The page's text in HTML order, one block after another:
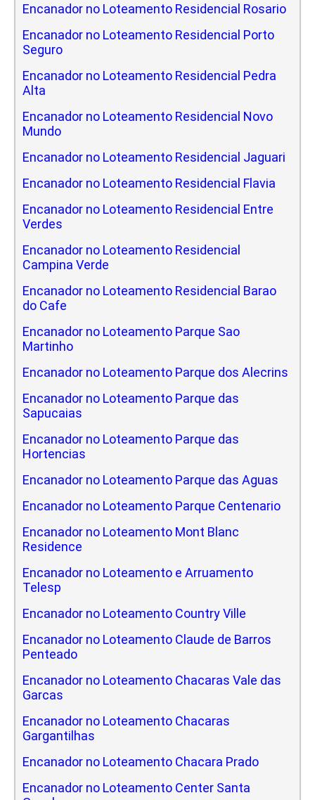
Encanador no Loteamento Residencial Rosario
Encanador no Loteamento Residencial Porto
Seguro
Encanador no Loteamento Residencial Pedra
Alta
Encanador no Loteamento Residencial Novo
Mundo
Encanador no Loteamento Residencial Jaguari
Encanador no Loteamento Residencial Flavia
Encanador no Loteamento Residencial Entre
Verdes
Encanador no Loteamento Residencial
Campina Verde
Encanador no Loteamento Residencial Barao
do Cafe
Encanador no Loteamento Parque Sao
Martinho
Encanador no Loteamento Parque dos Alecrins
Encanador no Loteamento Parque das
Sapucaias
Encanador no Loteamento Parque das
Hortencias
Encanador no Loteamento Parque das Aguas
Encanador no Loteamento Parque Centenario
Encanador no Loteamento Mont Blanc
Residence
Encanador no Loteamento e Arruamento
Telesp
Encanador no Loteamento Country Ville
Encanador no Loteamento Claude de Barros
Penteado
Encanador no Loteamento Chacaras Vale das
Garcas
Encanador no Loteamento Chacaras
Gargantilhas
Encanador no Loteamento Chacara Prado
Encanador no Loteamento Center Santa